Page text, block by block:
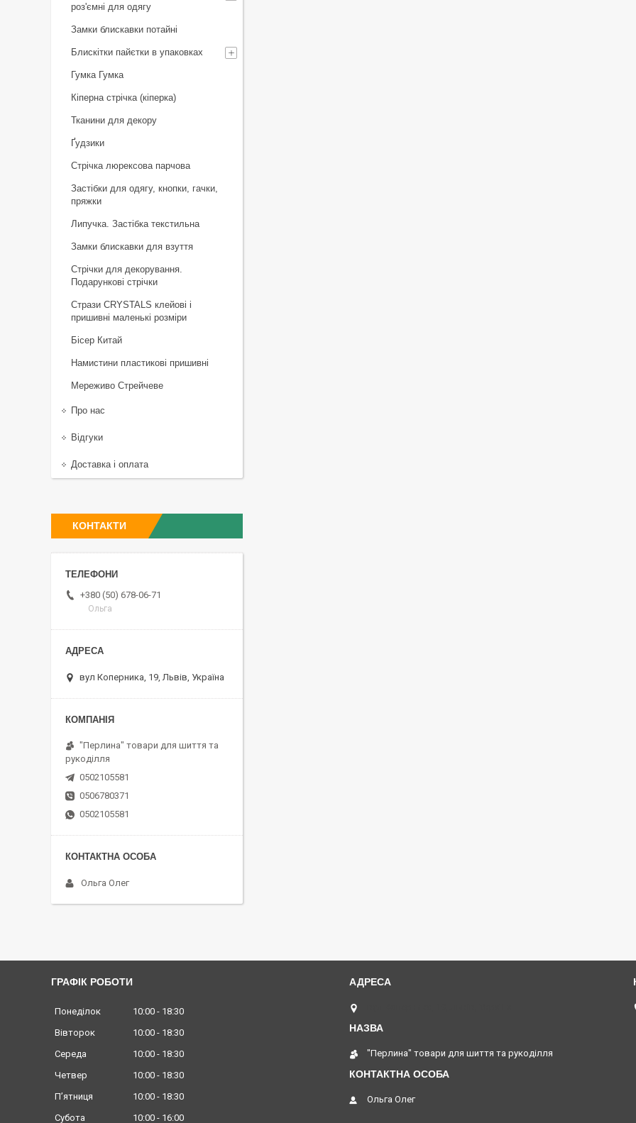
роз'ємні для одягу
Замки блискавки потайні
Блискітки пайєтки в упаковках
Гумка Гумка
Кіперна стрічка (кіперка)
Тканини для декору
Ґудзики
Стрічка люрексова парчова
Застібки для одягу, кнопки, гачки,
пряжки
Липучка. Застібка текстильна
Замки блискавки для взуття
Стрічки для декорування.
Подарункові стрічки
Стрази CRYSTALS клейові і
пришивні маленькі розміри
Бісер Китай
Намистини пластикові пришивні
Мереживо Стрейчеве
Про нас
Відгуки
Доставка і оплата
КОНТАКТИ
+380 (50) 678-06-71
Ольга
вул Коперника, 19, Львів, Україна
"Перлина" товари для шиття та
рукоділля
0502105581
0506780371
0502105581
Ольга Олег
ГРАФІК РОБОТИ
Понеділок 10:00
18:30
Вівторок
10:00
18:30
Середа
10:00
18:30
Четвер
10:00
18:30
Пʼятниця
10:00
18:30
Субота
10:00 16:00
"Перлина" товари для шиття та рукоділля
Ольга Олег